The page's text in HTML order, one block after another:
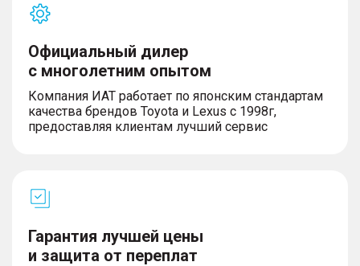
Официальный дилер
с многолетним опытом
Компания ИАТ работает по японским стандартам
качества брендов Toyota и Lexus с 1998г,
предоставляя клиентам лучший сервис
Гарантия лучшей цены
и защита от переплат